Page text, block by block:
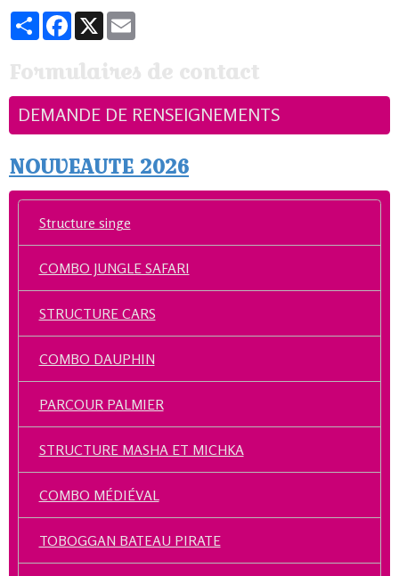
PartagerFacebook
X
Formulaires de contact
DEMANDE DE RENSEIGNEMENTS
NOUVEAUTE 2026
Structure singe
COMBO JUNGLE SAFARI
STRUCTURE CARS
COMBO DAUPHIN
PARCOUR PALMIER
STRUCTURE MASHA ET MICHKA
COMBO MÉDIÉVAL
TOBOGGAN BATEAU PIRATE